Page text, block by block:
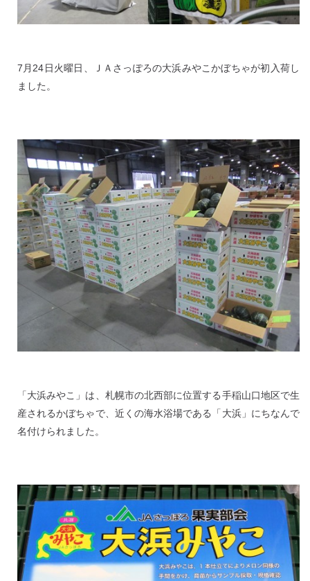
7月24日火曜日、ＪＡさっぽろの大浜みやこかぼちゃが初入荷し
ました。
「大浜みやこ」は、札幌市の北西部に位置する手稲山口地区で生
産されるかぼちゃで、近くの海水浴場である「大浜」にちなんで
名付けられました。